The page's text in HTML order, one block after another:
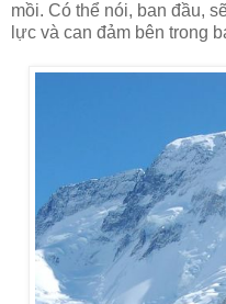
mồi. Có thể nói, ban đầu,
lực và can đảm bên trong